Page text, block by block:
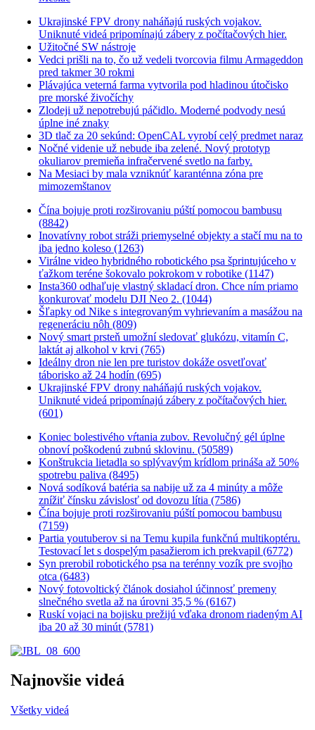
Ukrajinské FPV drony naháňajú ruských vojakov.
Uniknuté videá pripomínajú zábery z počítačových hier.
Užitočné SW nástroje
Vedci prišli na to, čo už vedeli tvorcovia filmu Armageddon
pred takmer 30 rokmi
Plávajúca veterná farma vytvorila pod hladinou útočisko
pre morské živočíchy
Zlodeji už nepotrebujú páčidlo. Moderné podvody nesú
úplne iné znaky
3D tlač za 20 sekúnd: OpenCAL vyrobí celý predmet naraz
Nočné videnie už nebude iba zelené. Nový prototyp
okuliarov premieňa infračervené svetlo na farby.
Na Mesiaci by mala vzniknúť karanténna zóna pre
mimozemštanov
Čína bojuje proti rozširovaniu púští pomocou bambusu
(8842)
Inovatívny robot stráži priemyselné objekty a stačí mu na to
iba jedno koleso (1263)
Virálne video hybridného robotického psa šprintujúceho v
ťažkom teréne šokovalo pokrokom v robotike (1147)
Insta360 odhaľuje vlastný skladací dron. Chce ním priamo
konkurovať modelu DJI Neo 2. (1044)
Šľapky od Nike s integrovaným vyhrievaním a masážou na
regeneráciu nôh (809)
Nový smart prsteň umožní sledovať glukózu, vitamín C,
laktát aj alkohol v krvi (765)
Ideálny dron nie len pre turistov dokáže osvetľovať
táborisko až 24 hodín (695)
Ukrajinské FPV drony naháňajú ruských vojakov.
Uniknuté videá pripomínajú zábery z počítačových hier.
(601)
Koniec bolestivého vŕtania zubov. Revolučný gél úplne
obnoví poškodenú zubnú sklovinu. (50589)
Konštrukcia lietadla so splývavým krídlom prináša až 50%
spotrebu paliva (8495)
Nová sodíková batéria sa nabije už za 4 minúty a môže
znížiť čínsku závislosť od dovozu lítia (7586)
Čína bojuje proti rozširovaniu púští pomocou bambusu
(7159)
Partia youtuberov si na Temu kupila funkčnú multikoptéru.
Testovací let s dospelým pasažierom ich prekvapil (6772)
Syn prerobil robotického psa na terénny vozík pre svojho
otca (6483)
Nový fotovoltický článok dosiahol účinnosť premeny
slnečného svetla až na úrovni 35,5 % (6167)
Ruskí vojaci na bojisku prežijú vďaka dronom riadeným AI
iba 20 až 30 minút (5781)
Najnovšie videá
Všetky videá